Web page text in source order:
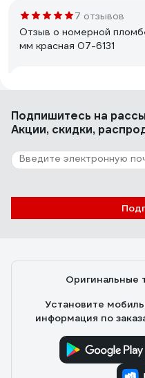
7 отзывов
Отзыв о номерной
мм красная 07-6131
9 отзывов
Отзыв о номерной
Михаил Б.
Подпишитесь на
Акции, скидки,
Оригинальные
Установите
информация по